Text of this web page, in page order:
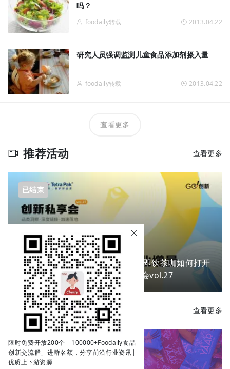
限时免费开放200个「100000+Foodaily食品
创新交流群」进群名额，分享前沿行业资讯|
优质上下游资源
吗？
foodaily转载 2013.04.22
研究人员强调监测儿童食品添加剂摄入量
foodaily转载 2013.04.22
查看更多
推荐活动 查看更多
已结束
换个包装就能卖爆？掘金新场景，即饮茶咖如何打开
下一个商业增量？ | Go!创新私享会vol.27
每日新品 查看更多